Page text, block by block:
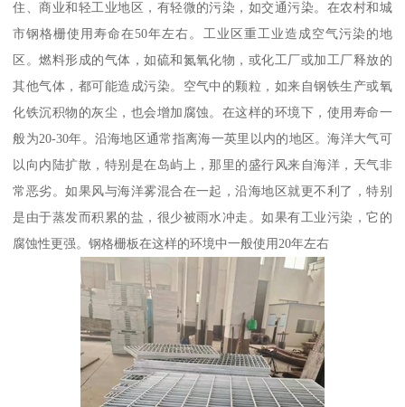
住、商业和轻工业地区，有轻微的污染，如交通污染。在农村和城
市钢格栅使用寿命在50年左右。工业区重工业造成空气污染的地
区。燃料形成的气体，如硫和氮氧化物，或化工厂或加工厂释放的
其他气体，都可能造成污染。空气中的颗粒，如来自钢铁生产或氧
化铁沉积物的灰尘，也会增加腐蚀。在这样的环境下，使用寿命一
般为20-30年。沿海地区通常指离海一英里以内的地区。海洋大气可
以向内陆扩散，特别是在岛屿上，那里的盛行风来自海洋，天气非
常恶劣。如果风与海洋雾混合在一起，沿海地区就更不利了，特别
是由于蒸发而积累的盐，很少被雨水冲走。如果有工业污染，它的
腐蚀性更强。钢格栅板在这样的环境中一般使用20年左右